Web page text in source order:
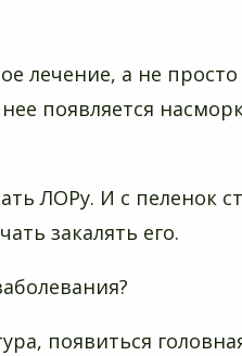
лечение, а не просто
появляется
ЛОРу. И с пеленок
закалять его.
появиться